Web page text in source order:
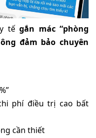
y tếgắn mác “phòng
đảm bảo chuyên
phí điều trị cao bất
cần thiết